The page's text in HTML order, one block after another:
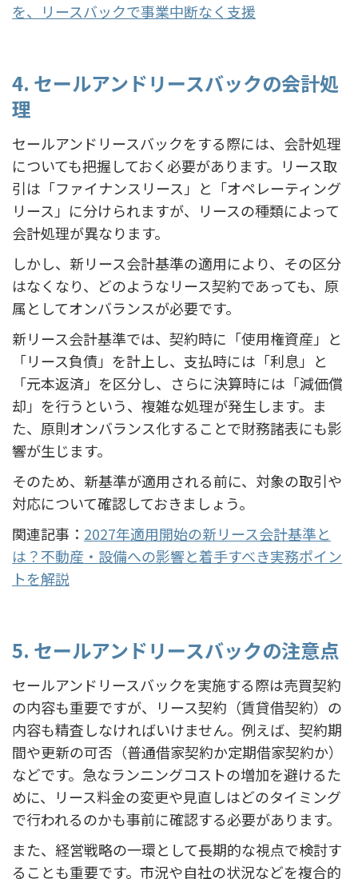
を、リースバックで事業中断なく支援
4. セールアンドリースバックの会計処
理
セールアンドリースバックをする際には、会計処理
についても把握しておく必要があります。リース取
引は「ファイナンスリース」と「オペレーティング
リース」に分けられますが、リースの種類によって
会計処理が異なります。
しかし、新リース会計基準の適用により、その区分
はなくなり、どのようなリース契約であっても、原
属としてオンバランスが必要です。
新リース会計基準では、契約時に「使用権資産」と
「リース負債」を計上し、支払時には「利息」と
「元本返済」を区分し、さらに決算時には「減価償
却」を行うという、複雑な処理が発生します。ま
た、原則オンバランス化することで財務諸表にも影
響が生じます。
そのため、新基準が適用される前に、対象の取引や
対応について確認しておきましょう。
関連記事： 2027年適用開始の新リース会計基準と
は？不動産・設備への影響と着手すべき実務ポイン
トを解説
5. セールアンドリースバックの注意点
セールアンドリースバックを実施する際は売買契約
の内容も重要ですが、リース契約（賃貸借契約）の
内容も精査しなければいけません。例えば、契約期
間や更新の可否（普通借家契約か定期借家契約か）
などです。急なランニングコストの増加を避けるた
めに、リース料金の変更や見直しはどのタイミング
で行われるのかも事前に確認する必要があります。
また、経営戦略の一環として長期的な視点で検討す
ることも重要です。市況や自社の状況などを複合的